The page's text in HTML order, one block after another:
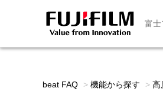
富士
beat FAQ > 機能から探す > 高